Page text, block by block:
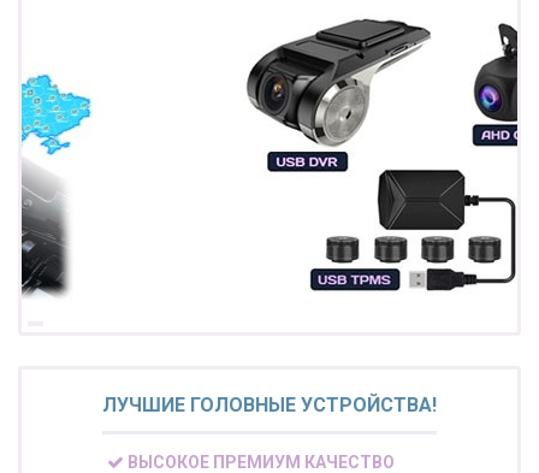
ЛУЧШИЕ ГОЛОВНЫЕ УСТРОЙСТВА!
ВЫСОКОЕ ПРЕМИУМ КАЧЕСТВО